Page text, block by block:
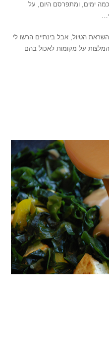
כמה ימים, ומתפרסם היום, על
הטיול, אבל בינתיים הרשו לי
על מקומות לאכול בהם